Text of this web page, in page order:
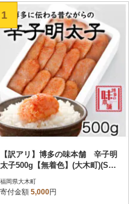
1
【訳アリ】博多の味本舗 辛子明
太子500g【無着色】(大木町)(ST)
福岡県大木町
寄付金額 5,000円